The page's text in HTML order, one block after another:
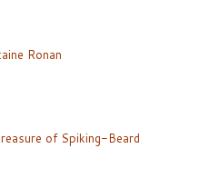
Ronan
of Spiking-Beard